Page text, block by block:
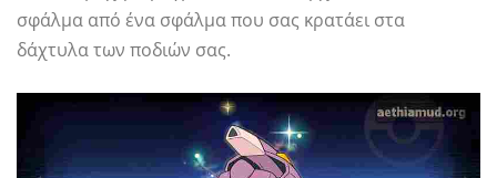
σφάλμα από ένα σφάλμα που σας κρατάει στα
δάχτυλα των ποδιών σας.